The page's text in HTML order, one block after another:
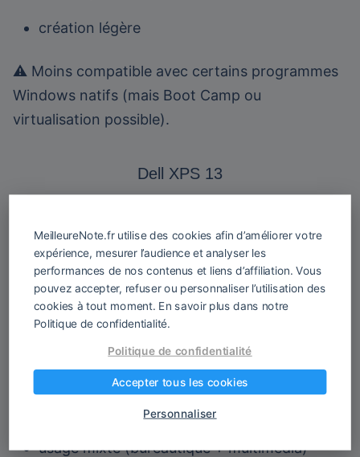
création légère
⚠️ Moins compatible avec certains programmes
Windows natifs (mais Boot Camp ou
virtualisation possible).
Dell XPS 13
✔️ Finition premium
✔️ Très bon écran
✔️ Clavier confortable
✔️ Autonomie solide
👉 Idéal pour :
usage mixte (bureautique + multimédia)
MeilleureNote.fr utilise des cookies afin d’améliorer votre
expérience, mesurer l’audience et analyser les
performances de nos contenus et liens d’affiliation. Vous
pouvez accepter, refuser ou personnaliser l’utilisation des
cookies à tout moment. En savoir plus dans notre
Politique de confidentialité.
Politique de confidentialité
Accepter tous les cookies
Personnaliser